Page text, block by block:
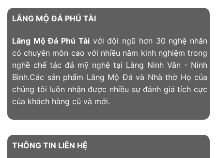
LĂNG MỘ ĐÁ PHÚ TÀI
Lăng Mộ Đá Phú Tàivới đội ngũ hơn 30 nghệ nhân
có chuyên môn cao với nhiều năm kinh nghiệm trong
nghề chế tác đá mỹ nghệ tại Làng Ninh Vân - Ninh
Bình.Các sản phẩm Lăng Mộ Đá và Nhà thờ Họ của
chúng tôi luôn nhận được nhiều sự đánh giá tích cực
của khách hàng cũ và mới.
THÔNG TIN LIÊN HỆ